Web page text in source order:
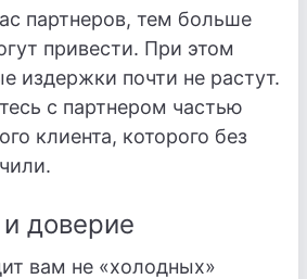
партнеров, тем больше
привести. При этом
издержки почти не растут.
с партнером частью
клиента, которого без
доверие
вам не «холодных»